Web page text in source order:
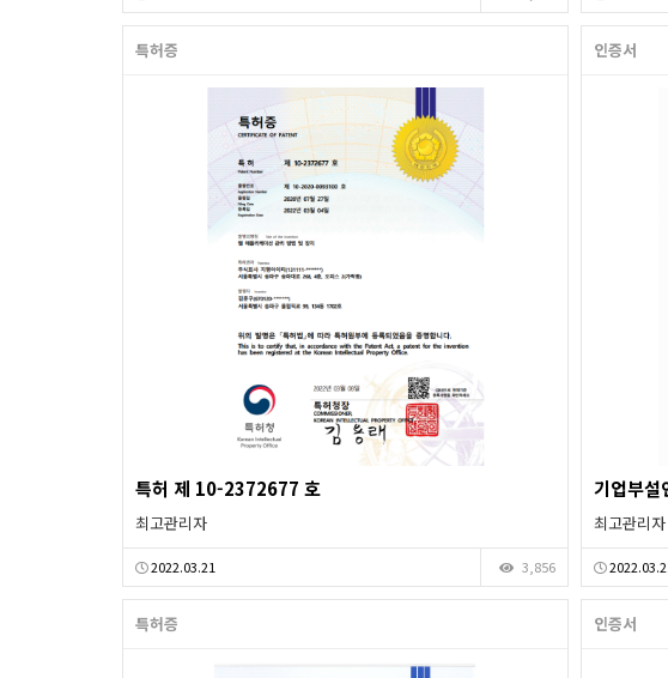
특허증
특허 제 10-2372677 호
최고관리자
2022.03.21 3,856
인증서
기업부설
최고관리자
특허증 인증서